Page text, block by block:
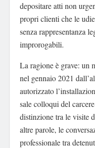
depositare atti non
propri clienti che le
senza rappresentanza
improrogabili.
La ragione è grave: un
nel gennaio 2021
autorizzato
sale colloqui del
distinzione tra le visite
altre parole, le
professionale tra